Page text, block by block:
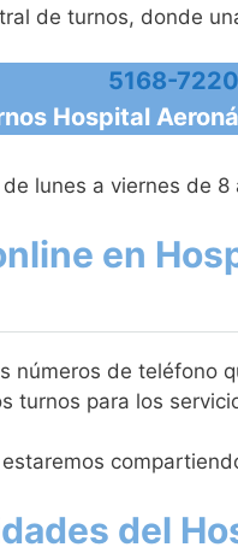
de turnos, donde
5168-7220
Hospital
lunes a viernes de 8
en
números de teléfono
turnos para los
del